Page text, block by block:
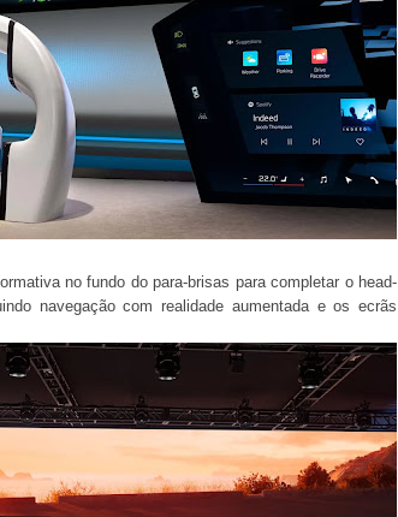
no fundo do para-brisas para completar o head-
navegação com realidade aumentada e os ecrãs